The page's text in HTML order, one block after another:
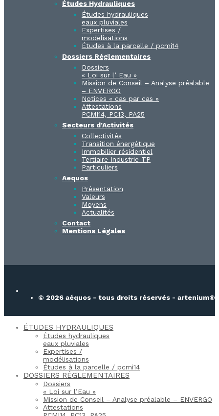
Études Hydrauliques
Études hydrauliques
eaux pluviales
Expertises /
modélisations
Études à la parcelle / pcmi14​
Dossiers Réglementaires
Dossiers
« Loi sur l’ Eau »
Mission de Conseil – Analyse préalable
– ENVERGO
Notices « cas par cas »
Attestations
PCMI14, PC13, PA25
Secteurs d’Activités
Collectivités
Transition énergétique
Immobilier résidentiel
Tertiaire Industrie TP
Particuliers
Aequos
Présentation
Valeurs
Moyens
Actualités
Contact
Mentions Légales
© 2026 aéquos - tous droits réservés - artenium®
ÉTUDES HYDRAULIQUES
Études hydrauliques
eaux pluviales
Expertises /
modélisations
Études à la parcelle / pcmi14​
DOSSIERS RÉGLEMENTAIRES
Dossiers
« Loi sur l’Eau »
Mission de Conseil – Analyse préalable – ENVERGO
Attestations